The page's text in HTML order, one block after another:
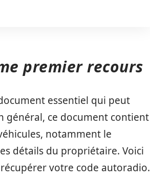
premier recours
essentiel qui peut
général, ce document contient
notamment le
détails du propriétaire. Voici
votre code autoradio.